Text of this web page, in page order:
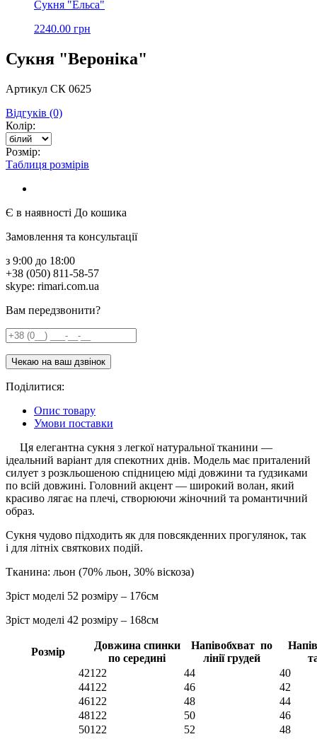
Сукня "Ельса"
2240.00 грн
Сукня "Вероніка"
Артикул СК 0625
Відгуків (0)
Колір:
Розмір:
Таблиця розмірів
Є в наявності До кошика
Замовлення та консультації
з 9:00 до 18:00
+38 (050) 811-58-57
skype: rimari.com.ua
Вам передзвонити?
Поділитися:
Опис товару
Умови поставки
Ця елегантна сукня з легкої натуральної тканини —
ідеальний варіант для спекотних днів. Модель має приталений
силует з розкльошеною спідницею міді довжини та ґудзиками
по всій довжині. Головний акцент — широкий волан, який
красиво лягає на плечі, створюючи жіночний та романтичний
образ.
Сукня чудово підходить як для повсякденних прогулянок, так
і для літніх святкових подій.
Тканина: льон (70% льон, 30% віскоза)
Зріст моделі 52 розміру – 176см
Зріст моделі 42 розміру – 168см
Розмір
Довжина спинки
по середині
Напівобхват по
лінії грудей
42122 44
40
44122 46
42
46122 48
44
48122 50
46
50122 52
48